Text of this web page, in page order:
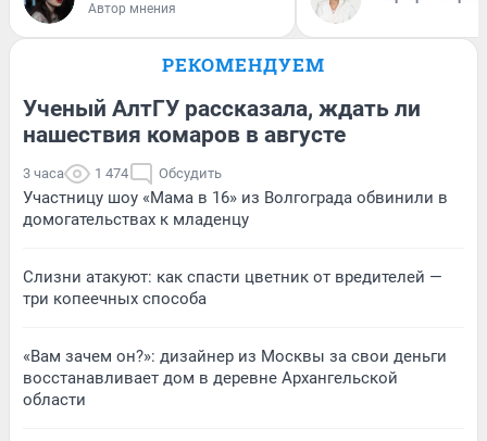
Автор мнения
РЕКОМЕНДУЕМ
Ученый АлтГУ рассказала, ждать ли
нашествия комаров в августе
3 часа 1 474 Обсудить
Участницу шоу «Мама в 16» из Волгограда обвинили в
домогательствах к младенцу
Слизни атакуют: как спасти цветник от вредителей —
три копеечных способа
«Вам зачем он?»: дизайнер из Москвы за свои деньги
восстанавливает дом в деревне Архангельской
области